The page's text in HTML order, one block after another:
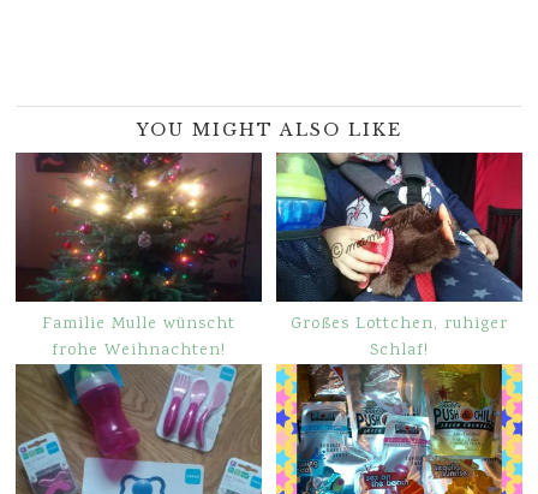
YOU MIGHT ALSO LIKE
Familie Mulle wünscht
frohe Weihnachten!
Großes Lottchen, ruhiger
Schlaf!